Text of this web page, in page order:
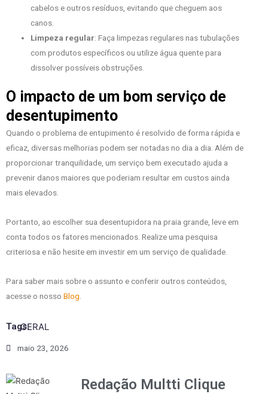
cabelos e outros resíduos, evitando que cheguem aos
canos.
Limpeza regular: Faça limpezas regulares nas tubulações
com produtos específicos ou utilize água quente para
dissolver possíveis obstruções.
O impacto de um bom serviço de
desentupimento
Quando o problema de entupimento é resolvido de forma rápida e
eficaz, diversas melhorias podem ser notadas no dia a dia. Além de
proporcionar tranquilidade, um serviço bem executado ajuda a
prevenir danos maiores que poderiam resultar em custos ainda
mais elevados.
Portanto, ao escolher sua desentupidora na praia grande, leve em
conta todos os fatores mencionados. Realize uma pesquisa
criteriosa e não hesite em investir em um serviço de qualidade.
Para saber mais sobre o assunto e conferir outros conteúdos,
acesse o nosso Blog.
Tags:GERAL
maio 23, 2026
Redação Multti Clique